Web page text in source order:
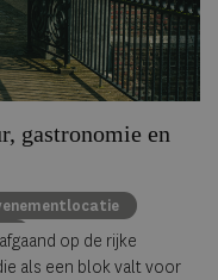
gastronomie en
overnachtingen
op de rijke
als een blok valt voor